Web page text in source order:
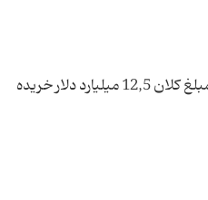
تقریبا 2 سال پیش بود که گوگل اعلام کرد که بخش موبایل موتورولا موسوم به «موبیلیتی» را با مبلغ کلان 12,5 میلیارد دلار خریده